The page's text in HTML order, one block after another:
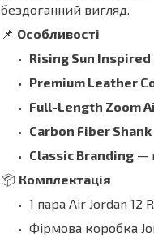
бездоганний вигляд.
📌 Особливості
Rising Sun Inspired
Premium Leather
Full-Length Zoom
Carbon Fiber Shank
Classic Branding —
📦 Комплектація
1 пара Air Jordan 12
Фірмова коробка